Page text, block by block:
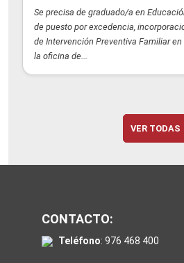
Se precisa de graduado/a en
de puesto por excedencia,
de Intervención Preventiva Familiar
la oficina de...
VER TODAS
CONTACTO:
Teléfono: 976 468 400